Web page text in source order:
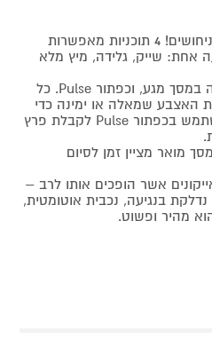
תוכניות אוטומטיות – לא עוד ניחושים! 4 תוכניות מאפשרות
אחת: שייק, גלידה, מיץ מלא
מהירויות – 6 מהירויות לבחירה במסך מגע, וכפתור Pulse. כל
האצבע שמאלה או ימינה כדי
לשלוט על מהירות המנוע, השתמש בכפתור Pulse לקבלת פרץ
מואר מציין זמן לסיום
אשר הופכים אותו לרב –
בנגיעה, נכבית אוטומטית,
מהיר ופשוט.